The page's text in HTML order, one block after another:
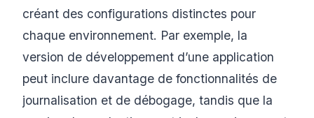
créant des configurations distinctes pour
chaque environnement. Par exemple, la
version de développement d’une application
peut inclure davantage de fonctionnalités de
journalisation et de débogage, tandis que la